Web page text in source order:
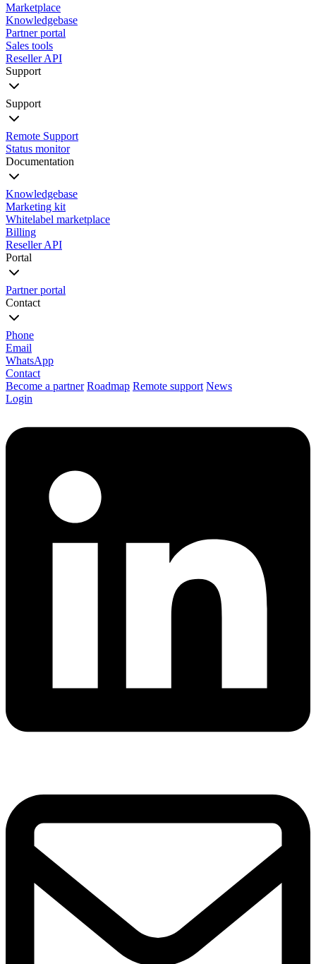
Marketplace
Knowledgebase
Partner portal
Sales tools
Reseller API
Support
Support
Remote Support
Status monitor
Documentation
Knowledgebase
Marketing kit
Whitelabel marketplace
Billing
Reseller API
Portal
Partner portal
Contact
Phone
Email
WhatsApp
Contact
Become a partner Roadmap Remote support News
Login